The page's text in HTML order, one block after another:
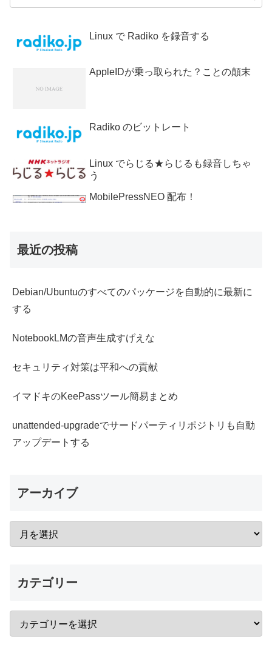
Linux で Radiko を録音する
AppleIDが乗っ取られた？ことの顛末
Radiko のビットレート
Linux でらじる★らじるも録音しちゃ
う
MobilePressNEO 配布！
最近の投稿
Debian/Ubuntuのすべてのパッケージを自動的に最新に
する
NotebookLMの音声生成すげえな
セキュリティ対策は平和への貢献
イマドキのKeePassツール簡易まとめ
unattended-upgradeでサードパーティリポジトリも自動
アップデートする
アーカイブ
カテゴリー